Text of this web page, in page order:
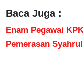
Baca Juga :
Enam Pegawai
Pemerasan